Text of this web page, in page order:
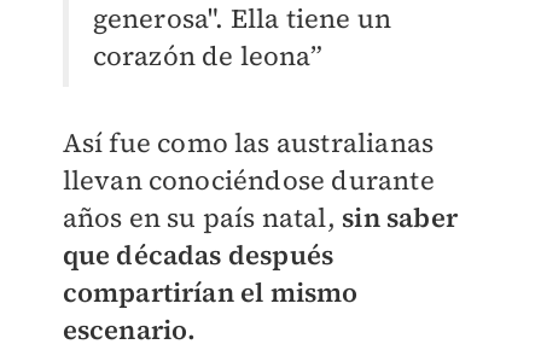
generosa". Ella tiene un
corazón de leona”
Así fue como las australianas
llevan conociéndose durante
años en su país natal, sin saber
que décadas después
compartirían el mismo
escenario.